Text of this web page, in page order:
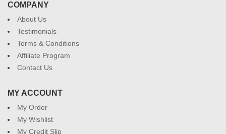
COMPANY
About Us
Testimonials
Terms & Conditions
Affiliate Program
Contact Us
MY ACCOUNT
My Order
My Wishlist
My Credit Slip